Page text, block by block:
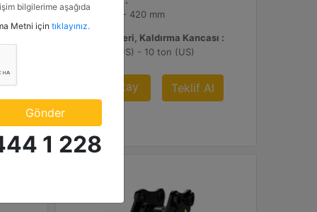
16.8 inç - 420 mm
Yük Değeri, Kaldırma Kancası :
11 ton (US) - 10 ton (US)
Detay Teklif Al
bilgilerime aşağıda
veriyorum.
Metni için tıklayınız.
Gönder
1 228